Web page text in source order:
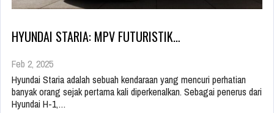
HYUNDAI STARIA: MPV FUTURISTIK…
Feb 2, 2025
Hyundai Staria adalah sebuah kendaraan yang mencuri perhatian
banyak orang sejak pertama kali diperkenalkan. Sebagai penerus dari
Hyundai H-1,…